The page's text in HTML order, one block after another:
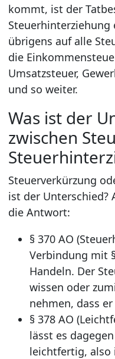
kommt, ist der
Steuerhinterziehung
übrigens auf alle
die
Umsatzsteuer,
und so weiter.
Was ist der
zwischen
Steuerverkürzung
ist der Unterschied?
die Antwort:
§ 370 AO
Verbindung mit
Handeln. Der
wissen oder
nehmen, dass
§ 378 AO
lässt es
leichtfertig, also